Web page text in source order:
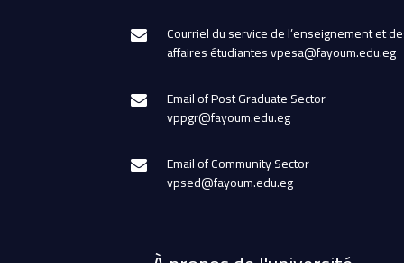
Courriel du service de l’enseignement et
affaires étudiantes vpesa@fayoum.edu.eg
Email of Post Graduate Sector
vppgr@fayoum.edu.eg
Email of Community Sector
vpsed@fayoum.edu.eg